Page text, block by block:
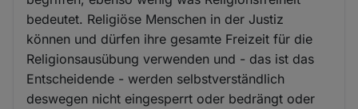
bedeutet. Religiöse Menschen in der Justiz
können und dürfen ihre gesamte Freizeit für die
Religionsausübung verwenden und - das ist das
Entscheidende - werden selbstverständlich
deswegen nicht eingesperrt oder bedrängt oder